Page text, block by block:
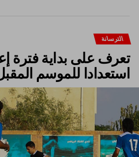
الترسانة
تعرف على بداية فترة
استعدادا للموسم